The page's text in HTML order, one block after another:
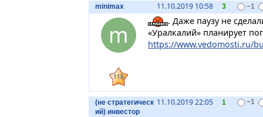
minimax 11.10.2019 10:58 3 −1
m
118
. Даже паузу не
«Уралкалий» планирует
https://www.vedomosti.ru/
(не стратегическ
ий) инвестор
11.10.2019 22:05 1 −1